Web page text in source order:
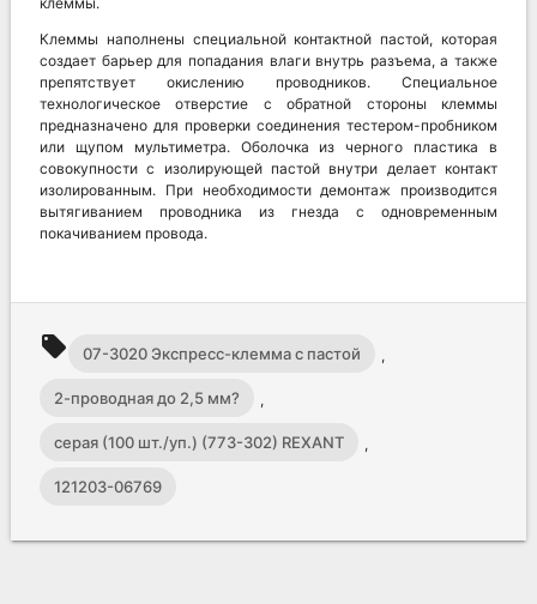
Клеммы наполнены специальной контактной пастой, которая
создает барьер для попадания влаги внутрь разъема, а также
препятствует окислению проводников. Специальное
технологическое отверстие с обратной стороны клеммы
предназначено для проверки соединения тестером-пробником
или щупом мультиметра. Оболочка из черного пластика в
совокупности с изолирующей пастой внутри делает контакт
изолированным. При необходимости демонтаж производится
вытягиванием проводника из гнезда с одновременным
покачиванием провода.
local_offer 07-3020 Экспресс-клемма с пастой ,
2-проводная до 2,5 мм? ,
серая (100 шт./уп.) (773-302) REXANT ,
121203-06769